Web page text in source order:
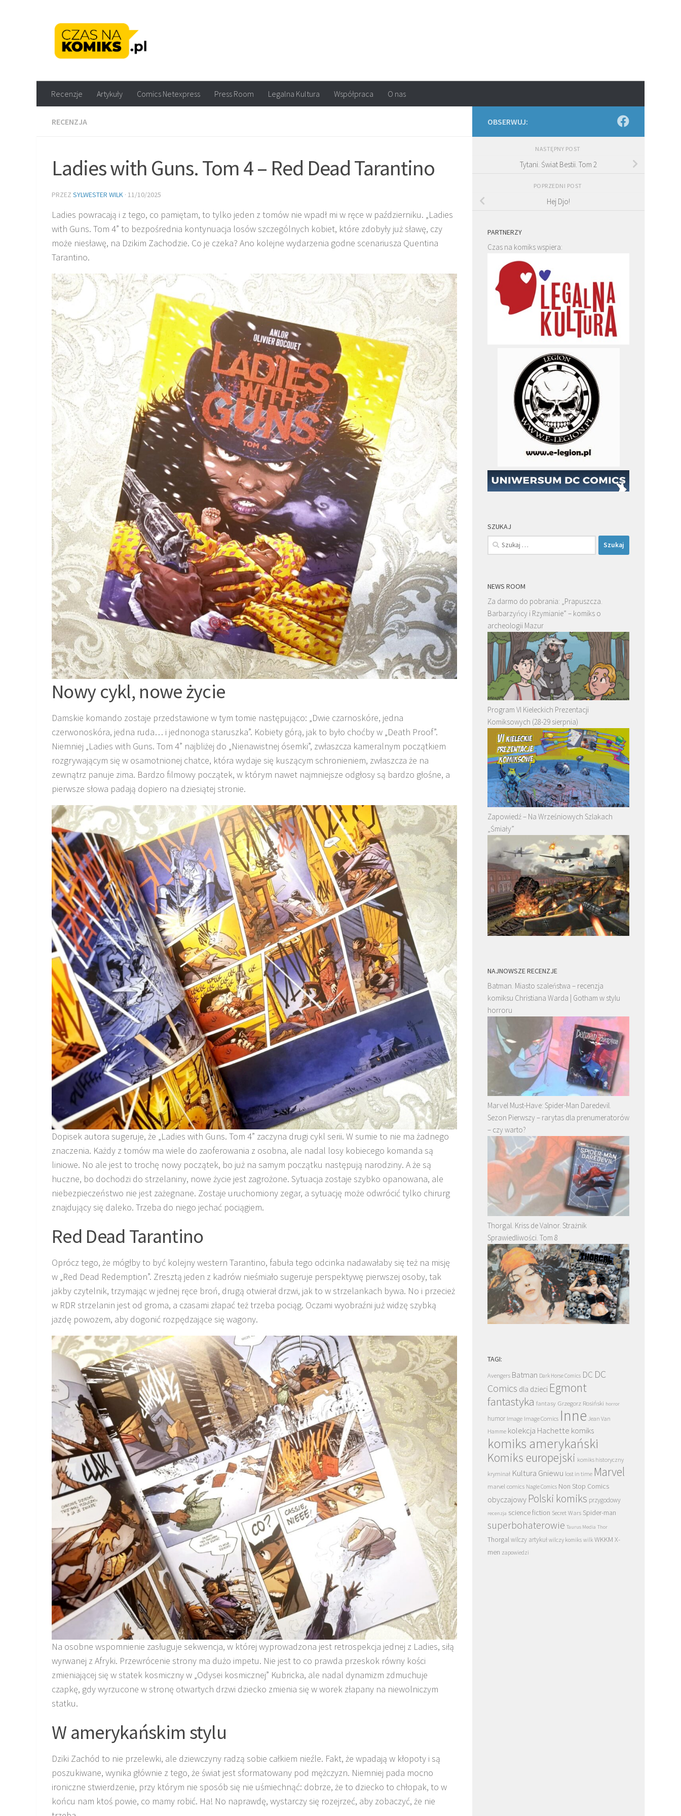
Recenzje Artykuły Comics Netexpress Press Room Legalna Kultura Współpraca O nas
RECENZJA
Ladies with Guns. Tom 4 – Red Dead Tarantino
PRZEZ SYLWESTER WILK · 11/10/2025
Ladies powracają i z tego, co pamiętam, to tylko jeden z tomów nie wpadł mi w ręce w październiku. „Ladies
with Guns. Tom 4” to bezpośrednia kontynuacja losów szczególnych kobiet, które zdobyły już sławę, czy
może niesławę, na Dzikim Zachodzie. Co je czeka? Ano kolejne wydarzenia godne scenariusza Quentina
Tarantino.
Nowy cykl, nowe życie
Damskie komando zostaje przedstawione w tym tomie następująco: „Dwie czarnoskóre, jedna
czerwonoskóra, jedna ruda… i jednonoga staruszka”. Kobiety górą, jak to było choćby w „Death Proof”.
Niemniej „Ladies with Guns. Tom 4” najbliżej do „Nienawistnej ósemki”, zwłaszcza kameralnym początkiem
rozgrywającym się w osamotnionej chatce, która wydaje się kuszącym schronieniem, zwłaszcza że na
zewnątrz panuje zima. Bardzo filmowy początek, w którym nawet najmniejsze odgłosy są bardzo głośne, a
pierwsze słowa padają dopiero na dziesiątej stronie.
Dopisek autora sugeruje, że „Ladies with Guns. Tom 4” zaczyna drugi cykl serii. W sumie to nie ma żadnego
znaczenia. Każdy z tomów ma wiele do zaoferowania z osobna, ale nadal losy kobiecego komanda są
liniowe. No ale jest to trochę nowy początek, bo już na samym początku następują narodziny. A że są
huczne, bo dochodzi do strzelaniny, nowe życie jest zagrożone. Sytuacja zostaje szybko opanowana, ale
niebezpieczeństwo nie jest zażegnane. Zostaje uruchomiony zegar, a sytuację może odwrócić tylko chirurg
znajdujący się daleko. Trzeba do niego jechać pociągiem.
Red Dead Tarantino
Oprócz tego, że mógłby to być kolejny western Tarantino, fabuła tego odcinka nadawałaby się też na misję
w „Red Dead Redemption”. Zresztą jeden z kadrów nieśmiało sugeruje perspektywę pierwszej osoby, tak
jakby czytelnik, trzymając w jednej ręce broń, drugą otwierał drzwi, jak to w strzelankach bywa. No i przecież
w RDR strzelanin jest od groma, a czasami złapać też trzeba pociąg. Oczami wyobraźni już widzę szybką
jazdę powozem, aby dogonić rozpędzające się wagony.
Na osobne wspomnienie zasługuje sekwencja, w której wyprowadzona jest retrospekcja jednej z Ladies, siłą
wyrwanej z Afryki. Przewrócenie strony ma dużo impetu. Nie jest to co prawda przeskok równy kości
zmieniającej się w statek kosmiczny w „Odysei kosmicznej” Kubricka, ale nadal dynamizm zdmuchuje
czapkę, gdy wyrzucone w stronę otwartych drzwi dziecko zmienia się w worek złapany na niewolniczym
statku.
W amerykańskim stylu
Dziki Zachód to nie przelewki, ale dziewczyny radzą sobie całkiem nieźle. Fakt, że wpadają w kłopoty i są
poszukiwane, wynika głównie z tego, że świat jest sformatowany pod mężczyzn. Niemniej pada mocno
ironiczne stwierdzenie, przy którym nie sposób się nie uśmiechnąć: dobrze, że to dziecko to chłopak, to w
końcu nam ktoś powie, co mamy robić. Ha! No naprawdę, wystarczy się rozejrzeć, aby zobaczyć, że nie
OBSERWUJ:
NASTĘPNY POST
Tytani. Świat Bestii. Tom 2
POPRZEDNI POST
Hej Djo!
PARTNERZY
Czas na komiks wspiera:
SZUKAJ
Szukaj:
NEWS ROOM
Za darmo do pobrania: „Prapuszcza.
Barbarzyńcy i Rzymianie” – komiks o
archeologii Mazur
Program VI Kieleckich Prezentacji
Komiksowych (28-29 sierpnia)
Zapowiedź – Na Wrześniowych Szlakach
„Śmiały”
NAJNOWSZE RECENZJE
Batman. Miasto szaleństwa – recenzja
komiksu Christiana Warda | Gotham w stylu
horroru
Marvel Must-Have: Spider-Man Daredevil.
Sezon Pierwszy – rarytas dla prenumeratorów
– czy warto?
Thorgal. Kriss de Valnor. Strażnik
Sprawiedliwości. Tom 8
TAGI:
Avengers Batman Dark Horse Comics DC DC
Comics dla dzieci Egmont
fantastyka fantasy Grzegorz Rosiński horror
humor Image Image Comics Inne Jean Van
Hamme kolekcja Hachette komiks
komiks amerykański
Komiks europejski komiks historyczny
kryminał Kultura Gniewu lost in time Marvel
marvel comics Nagle Comics Non Stop Comics
obyczajowy Polski komiks przygodowy
recenzja science fiction Secret Wars Spider-man
superbohaterowie Taurus Media Thor
Thorgalwilczy artykuł wilczy komiks wilk WKKM X-
men zapowiedzi